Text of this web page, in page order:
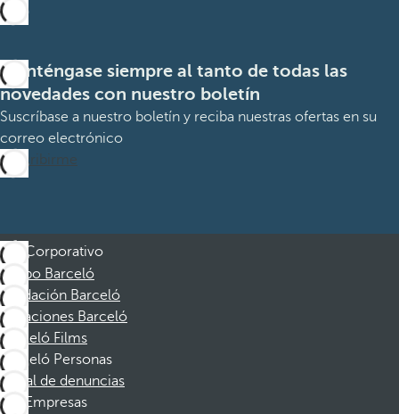
Manténgase siempre al tanto de todas las
novedades con nuestro boletín
Suscríbase a nuestro boletín y reciba nuestras ofertas en su
correo electrónico
Suscribirme
Corporativo
Grupo Barceló
Fundación Barceló
Vacaciones Barceló
Barceló Films
Barceló Personas
Canal de denuncias
Empresas